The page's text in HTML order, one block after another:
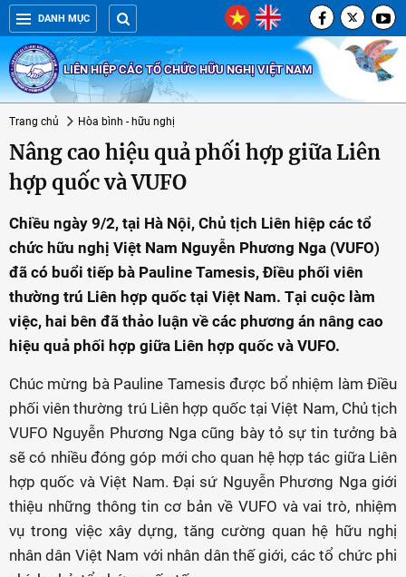
DANH MỤC
LIÊN HIỆP CÁC TỔ CHỨC HỮU NGHỊ VIỆT NAM
Trang chủ Hòa bình - hữu nghị
Nâng cao hiệu quả phối hợp giữa Liên
hợp quốc và VUFO
Chiều ngày 9/2, tại Hà Nội, Chủ tịch Liên hiệp các tổ
chức hữu nghị Việt Nam Nguyễn Phương Nga (VUFO)
đã có buổi tiếp bà Pauline Tamesis, Điều phối viên
thường trú Liên hợp quốc tại Việt Nam. Tại cuộc làm
việc, hai bên đã thảo luận về các phương án nâng cao
hiệu quả phối hợp giữa Liên hợp quốc và VUFO.
Chúc mừng bà Pauline Tamesis được bổ nhiệm làm Điều
phối viên thường trú Liên hợp quốc tại Việt Nam, Chủ tịch
VUFO Nguyễn Phương Nga cũng bày tỏ sự tin tưởng bà
sẽ có nhiều đóng góp mới cho quan hệ hợp tác giữa Liên
hợp quốc và Việt Nam. Đại sứ Nguyễn Phương Nga giới
thiệu những thông tin cơ bản về VUFO và vai trò, nhiệm
vụ trong việc xây dựng, tăng cường quan hệ hữu nghị
nhân dân Việt Nam với nhân dân thế giới, các tổ chức phi